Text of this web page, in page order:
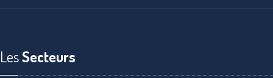
LesSecteurs